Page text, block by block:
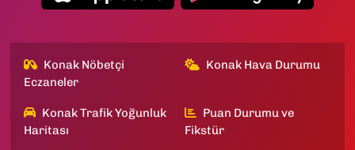
Konak Nöbetçi
Eczaneler
Konak Hava Durumu
Konak Trafik Yoğunluk
Haritası
Puan Durumu ve
Fikstür